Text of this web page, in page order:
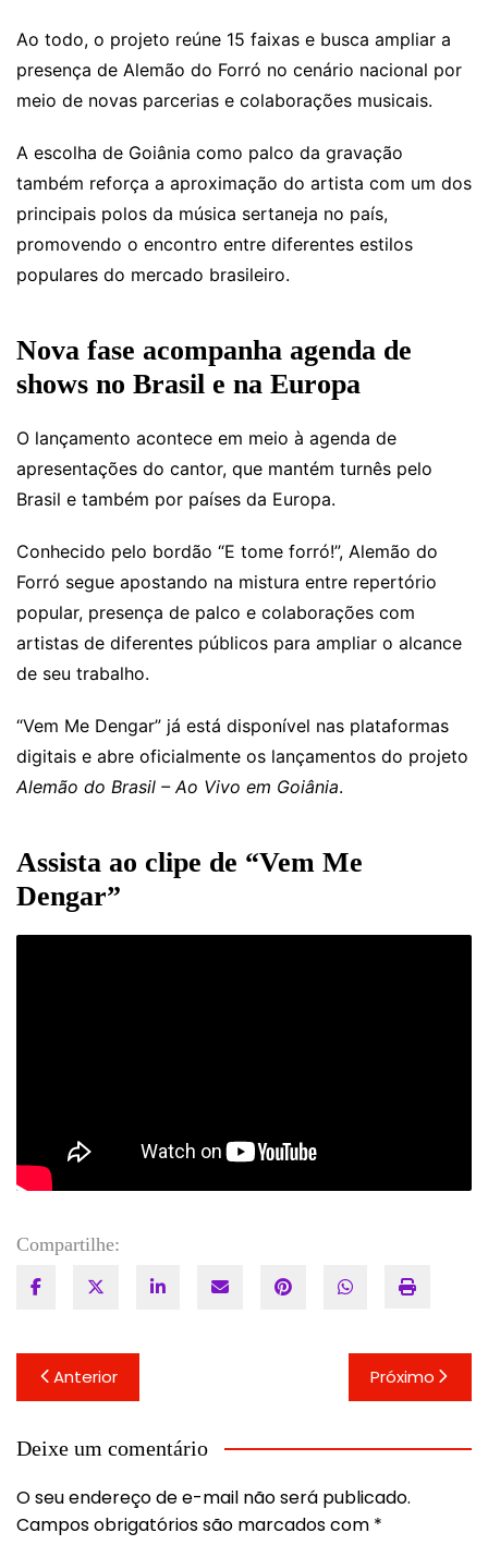
Ao todo, o projeto reúne 15 faixas e busca ampliar a
presença de Alemão do Forró no cenário nacional por
meio de novas parcerias e colaborações musicais.
A escolha de Goiânia como palco da gravação
também reforça a aproximação do artista com um dos
principais polos da música sertaneja no país,
promovendo o encontro entre diferentes estilos
populares do mercado brasileiro.
Nova fase acompanha agenda de
shows no Brasil e na Europa
O lançamento acontece em meio à agenda de
apresentações do cantor, que mantém turnês pelo
Brasil e também por países da Europa.
Conhecido pelo bordão “E tome forró!”, Alemão do
Forró segue apostando na mistura entre repertório
popular, presença de palco e colaborações com
artistas de diferentes públicos para ampliar o alcance
de seu trabalho.
“Vem Me Dengar” já está disponível nas plataformas
digitais e abre oficialmente os lançamentos do projeto
Alemão do Brasil – Ao Vivo em Goiânia.
Assista ao clipe de “Vem Me
Dengar”
Compartilhe:
Navegação
de
Post
Anterior Próximo
Deixe um comentário
O seu endereço de e-mail não será publicado.
Campos obrigatórios são marcados com *